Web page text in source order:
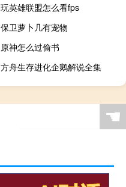
玩英雄联盟怎么看fps
保卫萝卜几有宠物
原神怎么过偷书
方舟生存进化企鹅解说全集
☚